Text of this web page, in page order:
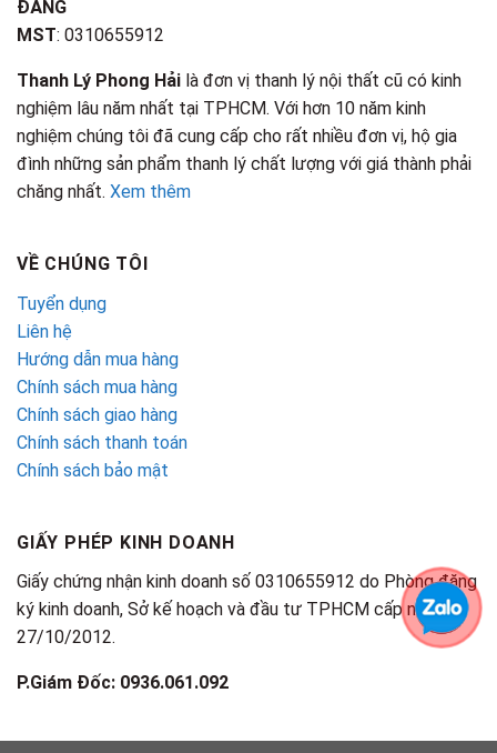
ĐĂNG
MST: 0310655912
Thanh Lý Phong Hải là đơn vị thanh lý nội thất cũ có kinh
nghiệm lâu năm nhất tại TPHCM. Với hơn 10 năm kinh
nghiệm chúng tôi đã cung cấp cho rất nhiều đơn vị, hộ gia
đình những sản phẩm thanh lý chất lượng với giá thành phải
chăng nhất. Xem thêm
VỀ CHÚNG TÔI
Tuyển dụng
Liên hệ
Hướng dẫn mua hàng
Chính sách mua hàng
Chính sách giao hàng
Chính sách thanh toán
Chính sách bảo mật
GIẤY PHÉP KINH DOANH
Giấy chứng nhận kinh doanh số 0310655912 do Phòng đăng
ký kinh doanh, Sở kế hoạch và đầu tư TPHCM cấp ngày
27/10/2012.
P.Giám Đốc: 0936.061.092